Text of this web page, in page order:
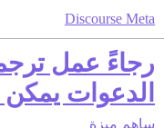
Discourse Meta
رجاءً عمل
الدعوات
ساهم ميزة